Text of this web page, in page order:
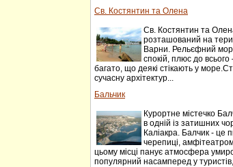
Св. Костянтин та Олена
Св. Костянтин та
розташований на
Варни. Рельєфний
спокій, плюс до всього
багато, що деякі стікають у
сучасну архітектур...
Бальчик
Курортне містечко
в одній із затишних
Каліакра. Балчик - це
черепиці,
цьому місці панує атмосфера
популярний насамперед у